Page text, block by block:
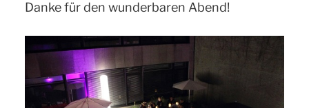
Danke für den wunderbaren Abend!